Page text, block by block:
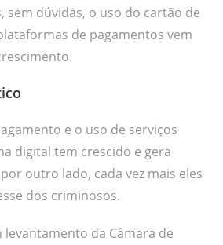
sem dúvidas, o uso do cartão de
de pagamentos vem
e o uso de serviços
digital tem crescido e gera
outro lado, cada vez mais eles
dos criminosos.
da Câmara de